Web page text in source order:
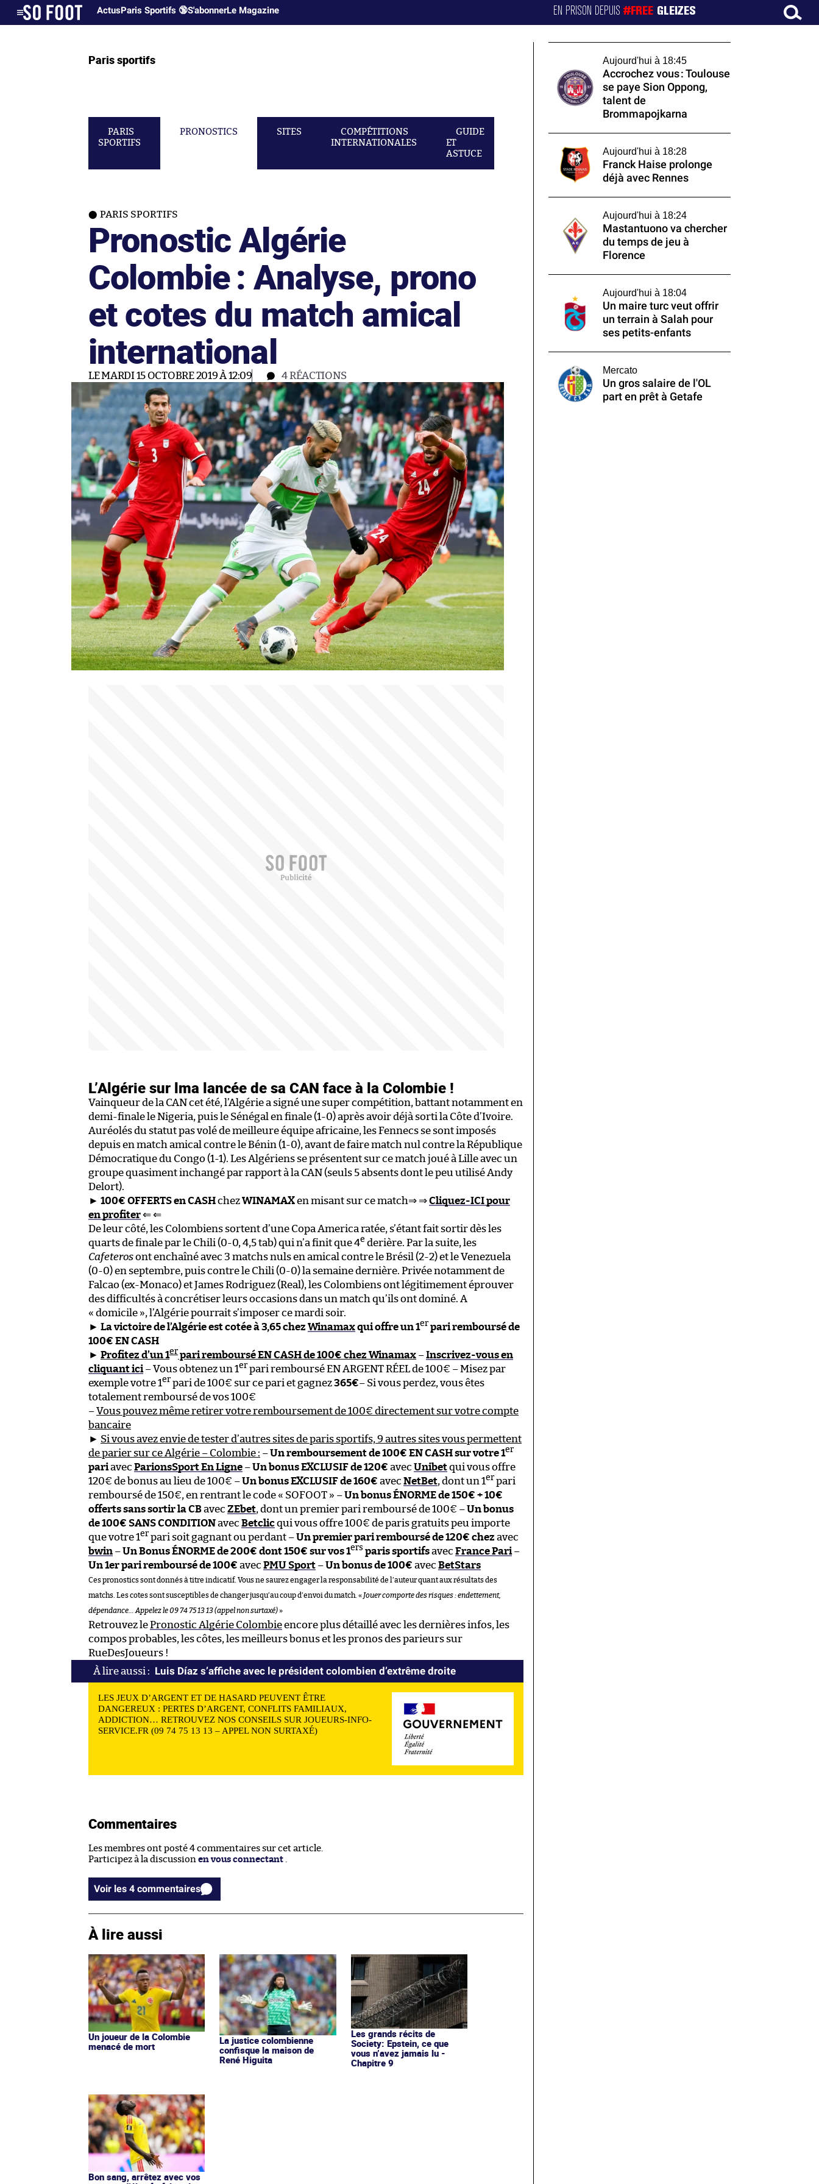
ActusParis Sportifs 🔞S'abonnerLe Magazine EN PRISON DEPUIS#FREE GLEIZES
Paris sportifs
PARIS
SPORTIFS
PRONOSTICS SITES
COMPÉTITIONS
INTERNATIONALES
GUIDE
ET
ASTUCE
PARIS SPORTIFS
Pronostic Algérie
Colombie : Analyse, prono
et cotes du match amical
international
LE MARDI 15 OCTOBRE 2019 À 12:09 4RÉACTIONS
L’Algérie sur lma lancée de sa CAN face à la Colombie !
Vainqueur de la CAN cet été, l’Algérie a signé une super compétition, battant notamment en
demi-finale le Nigeria, puis le Sénégal en finale (1-0) après avoir déjà sorti la Côte d’Ivoire.
Auréolés du statut pas volé de meilleure équipe africaine, les Fennecs se sont imposés
depuis en match amical contre le Bénin (1-0), avant de faire match nul contre la République
Démocratique du Congo (1-1). Les Algériens se présentent sur ce match joué à Lille avec un
groupe quasiment inchangé par rapport à la CAN (seuls 5 absents dont le peu utilisé Andy
Delort).
► 100€ OFFERTS en CASHchezWINAMAXen misant sur ce match⇒ ⇒Cliquez-ICI pour
en profiter⇐ ⇐
De leur côté, les Colombiens sortent d’une Copa America ratée, s’étant fait sortir dès les
quarts de finale par le Chili (0-0, 4,5 tab) qui n’a finit que 4e derière. Par la suite, les
Cafeterosont enchaîné avec 3 matchs nuls en amical contre le Brésil (2-2) et le Venezuela
(0-0) en septembre, puis contre le Chili (0-0) la semaine dernière. Privée notamment de
Falcao (ex-Monaco) et James Rodriguez (Real), les Colombiens ont légitimement éprouver
des difficultés à concrétiser leurs occasions dans un match qu’ils ont dominé. A
« domicile », l’Algérie pourrait s’imposer ce mardi soir.
► La victoire de l’Algérie est cotée à 3,65 chez Winamaxqui offre un 1er pari remboursé de
100€ EN CASH
► Profitez d’un 1er pari remboursé EN CASH de 100€ chez Winamax –Inscrivez-vous en
cliquant ici– Vous obtenez un 1er pari remboursé EN ARGENT RÉEL de 100€ – Misez par
exemple votre 1er pari de 100€ sur ce pari et gagnez365€– Si vous perdez, vous êtes
totalement remboursé de vos 100€
–Vous pouvez même retirer votre remboursement de 100€ directement sur votre compte
bancaire
► Si vous avez envie de tester d’autres sites de paris sportifs, 9 autres sites vous permettent
de parier sur ce Algérie – Colombie : –Un remboursement de 100€ EN CASH sur votre 1er
pariavec ParionsSport En Ligne –Un bonus EXCLUSIF de 120€ avec Unibetqui vous offre
120€ de bonus au lieu de 100€ –Un bonus EXCLUSIF de 160€ avec NetBet, dont un 1er pari
remboursé de 150€, en rentrant le code « SOFOOT » –Un bonus ÉNORME de 150€ + 10€
offerts sans sortir la CBavec ZEbet, dont un premier pari remboursé de 100€ –Un bonus
de 100€ SANS CONDITIONavec Betclicqui vous offre 100€ de paris gratuits peu importe
que votre 1er pari soit gagnant ou perdant –Un premier pari remboursé de 120€ chez avec
bwin –Un Bonus ÉNORME de 200€ dont 150€ sur vos 1ers paris sportifsavec France Pari–
Un 1er pari remboursé de 100€ avec PMU Sport –Un bonus de 100€ avec BetStars
Ces pronostics sont donnés à titre indicatif. Vous ne saurez engager la responsabilité de l’auteur quant aux résultats des
matchs. Les cotes sont susceptibles de changer jusqu’au coup d’envoi du match. « Jouer comporte des risques : endettement,
dépendance… Appelez le 09 74 75 13 13 (appel non surtaxé)»
Retrouvez lePronostic Algérie Colombieencore plus détaillé avec les dernières infos, les
compos probables, les côtes, les meilleurs bonus et les pronos des parieurs sur
RueDesJoueurs !
Luis Díaz s’affiche avec le président colombien d’extrême droite
LES JEUX D’ARGENT ET DE HASARD PEUVENT ÊTRE
DANGEREUX : PERTES D’ARGENT, CONFLITS FAMILIAUX,
ADDICTION… RETROUVEZ NOS CONSEILS SUR JOUEURS-INFO-
SERVICE.FR (09 74 75 13 13 – APPEL NON SURTAXÉ)
Commentaires
Les membres ont posté 4 commentaires sur cet article.
Participez à la discussion en vous connectant
Voir les 4 commentaires
À lire aussi
Un joueur de la Colombie
menacé de mort
La justice colombienne
confisque la maison de
René Higuita
Les grands récits de
Society: Epstein, ce que
vous n’avez jamais lu -
Chapitre 9
Bon sang, arrêtez avec vos
Aujourd'hui à 18:45
Accrochez vous : Toulouse
se paye Sion Oppong,
talent de
Brommapojkarna
Aujourd'hui à 18:28
Franck Haise prolonge
déjà avec Rennes
Aujourd'hui à 18:24
Mastantuono va chercher
du temps de jeu à
Florence
Aujourd'hui à 18:04
Un maire turc veut offrir
un terrain à Salah pour
ses petits-enfants
Mercato
Un gros salaire de l'OL
part en prêt à Getafe